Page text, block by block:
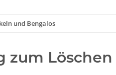
und Bengalos
zum